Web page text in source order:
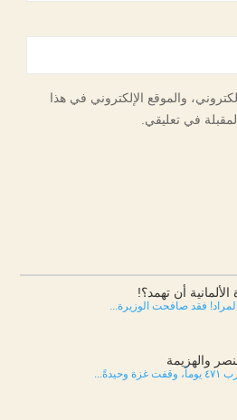
الألمانية أن تهمد؟!
فقد صافحت الوزيرة...
والهزيمة
والموقع الإلكتروني في هذا
في تعليقي.